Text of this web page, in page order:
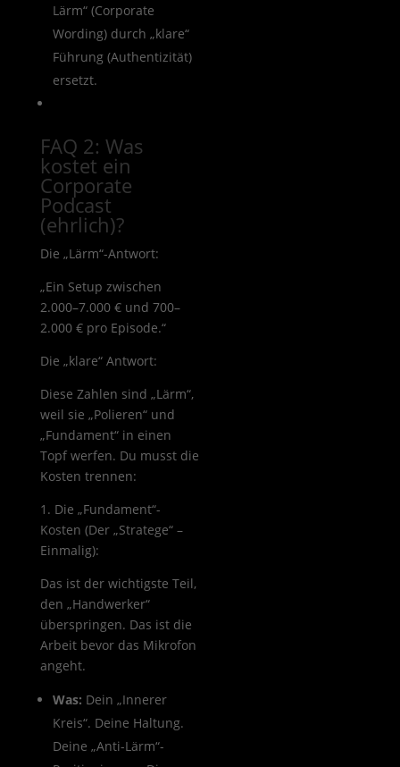
Lärm“ (Corporate
Wording) durch „klare“
Führung (Authentizität)
ersetzt.
FAQ 2: Was
kostet ein
Corporate
Podcast
(ehrlich)?
Die „Lärm“-Antwort:
„Ein Setup zwischen
2.000–7.000 € und 700–
2.000 € pro Episode.“
Die „klare“ Antwort:
Diese Zahlen sind „Lärm“,
weil sie „Polieren“ und
„Fundament“ in einen
Topf werfen. Du musst die
Kosten trennen:
1. Die „Fundament“-
Kosten (Der „Stratege“ –
Einmalig):
Das ist der wichtigste Teil,
den „Handwerker“
überspringen. Das ist die
Arbeit bevor das Mikrofon
angeht.
Was: Dein „Innerer
Kreis“. Deine Haltung.
Deine „Anti-Lärm“-